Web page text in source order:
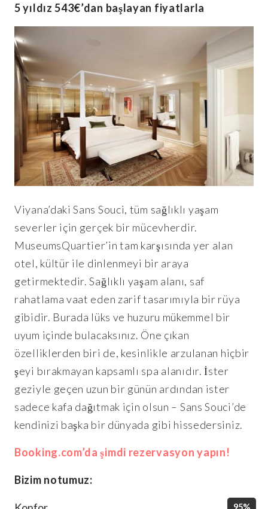
5 yıldız 543€’dan başlayan fiyatlarla
Viyana’daki Sans Souci, tüm sağlıklı yaşam
severler için gerçek bir mücevherdir.
MuseumsQuartier’in tam karşısında yer alan
otel, kültür ile dinlenmeyi bir araya
getirmektedir. Sağlıklı yaşam alanı, saf
rahatlama vaat eden zarif tasarımıyla bir rüya
gibidir. Burada lüks ve huzuru mükemmel bir
uyum içinde bulacaksınız. Öne çıkan
özelliklerden biri de, kesinlikle arzulanan hiçbir
şeyi bırakmayan kapsamlı spa alanıdır. İster
geziyle geçen uzun bir günün ardından ister
sadece kafa dağıtmak için olsun – Sans Souci’de
kendinizi başka bir dünyada gibi hissedersiniz.
Booking.com’da şimdi rezervasyon yapın!
Bizim notumuz: